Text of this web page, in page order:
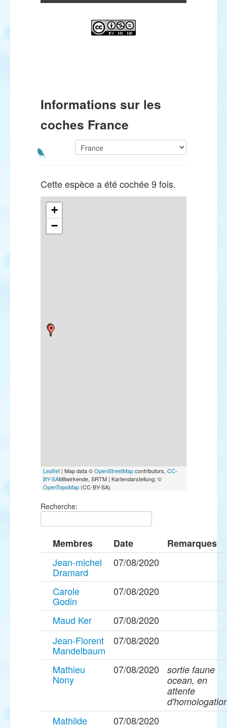
Informations sur les
coches France
Cette espèce a été cochée 9 fois.
+
−
Leaflet | Map data ©OpenStreetMapcontributors, CC-
BY-SAMitwirkende, SRTM | Kartendarstellung: ©
OpenTopoMap (CC-BY-SA)
Recherche:
Membres Date
Remarques
Jean-michel
Dramard
07/08/2020
Carole
Godin
07/08/2020
Maud Ker
07/08/2020
Jean-Florent
Mandelbaum
07/08/2020
Mathieu
Nony
07/08/2020
sortie faune
ocean, en
attente
Mathilde 07/08/2020